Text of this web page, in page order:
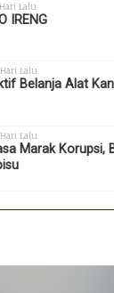
Hari Lalu
IRENG
Lalu
Belanja Alat
Hari Lalu
Marak Korupsi,